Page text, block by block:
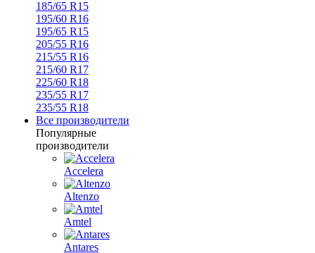
185/65 R15
195/60 R16
195/65 R15
205/55 R16
215/55 R16
215/60 R17
225/60 R18
235/55 R17
235/55 R18
Все производители
Популярные
производители
Accelera
Altenzo
Amtel
Antares